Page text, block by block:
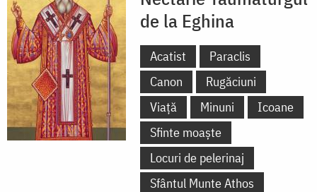
de la Eghina
Acatist
Paraclis
Canon
Rugăciuni
Viață
Minuni
Icoane
Sfinte moaște
Locuri de pelerinaj
Sfântul Munte Athos